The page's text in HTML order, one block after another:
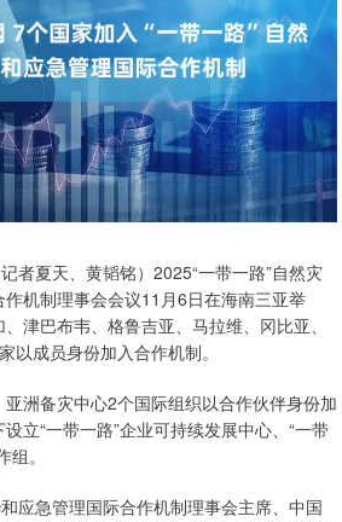
者夏天、黄韬铭）2025“一带一路”自然灾
机制理事会会议11月6日在海南三亚举
津巴布韦、格鲁吉亚、马拉维、冈比亚、
以成员身份加入合作机制。
洲备灾中心2个国际组织以合作伙伴身份加
立“一带一路”企业可持续发展中心、“一带
。
应急管理国际合作机制理事会主席、中国